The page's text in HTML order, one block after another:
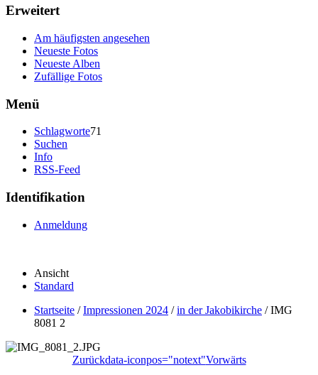
Erweitert
Am häufigsten angesehen
Neueste Fotos
Neueste Alben
Zufällige Fotos
Menü
Schlagworte71
Suchen
Info
RSS-Feed
Identifikation
Anmeldung
Ansicht
Standard
Startseite /Impressionen 2024 /in der Jakobikirche /IMG
8081 2
Zurückdata-iconpos="notext"Vorwärts